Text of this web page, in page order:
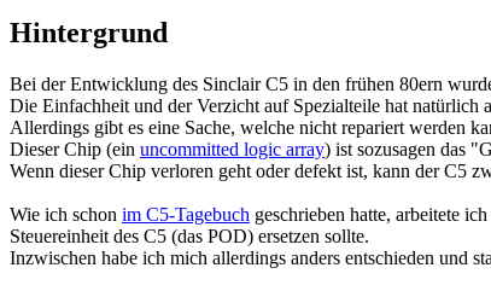
Hintergrund
Bei der Entwicklung des Sinclair C5 in den frühen 80ern
Die Einfachheit und der Verzicht auf Spezialteile hat natürlich
Allerdings gibt es eine Sache, welche nicht repariert werden
Dieser Chip (ein uncommitted logic array) ist sozusagen das
Wenn dieser Chip verloren geht oder defekt ist, kann der C5
Wie ich schon im C5-Tagebuch geschrieben hatte, arbeitete
Steuereinheit des C5 (das POD) ersetzen sollte.
Inzwischen habe ich mich allerdings anders entschieden und